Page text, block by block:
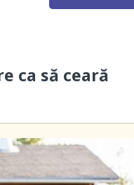
ca să ceară